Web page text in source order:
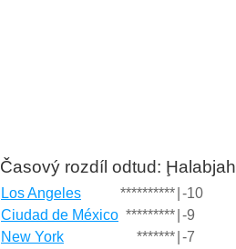
Časový rozdíl odtud: Ḩalabjah
Los Angeles ********** -10
Ciudad de México ********* -9
New York
******* -7